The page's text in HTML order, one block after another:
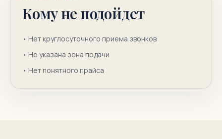
Кому не подойдет
• Нет круглосуточного приема звонков
• Не указана зона подачи
• Нет понятного прайса